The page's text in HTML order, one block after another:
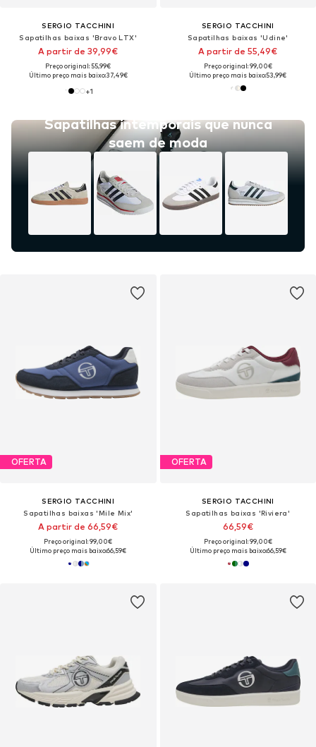
SERGIO TACCHINI
Sapatilhas baixas 'Bravo LTX'
A partir de 39,99€
Preço original: 55,99€
Último preço mais baixo:37,49€
+1
Sapatilhas intemporais que nunca
saem de moda
SERGIO TACCHINI
Sapatilhas baixas 'Udine'
A partir de 55,49€
Preço original: 99,00€
Último preço mais baixo:53,99€
OFERTA
SERGIO TACCHINI
Sapatilhas baixas 'Mile Mix'
A partir de 66,59€
Preço original: 99,00€
Último preço mais baixo:66,59€
OFERTA
SERGIO TACCHINI
Sapatilhas baixas 'Riviera'
66,59€
Preço original: 99,00€
Último preço mais baixo:66,59€